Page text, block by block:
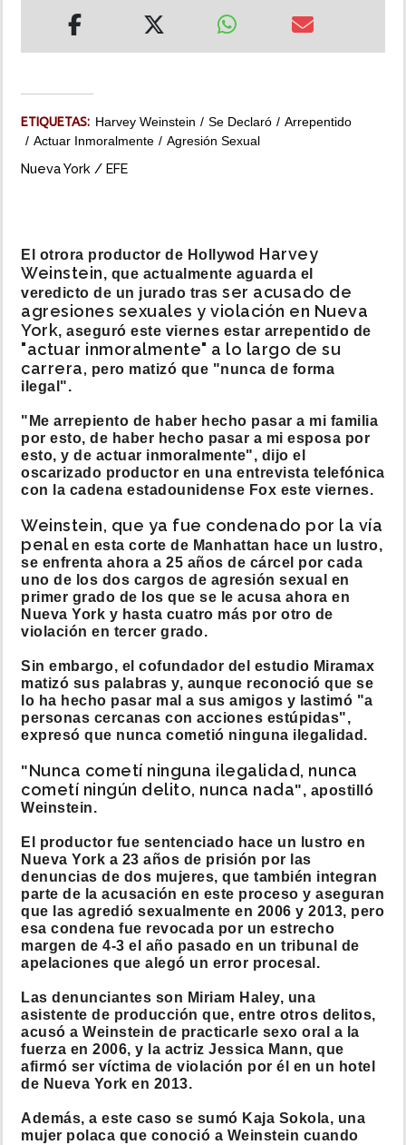
ETIQUETAS: Harvey Weinstein Se Declaró
Arrepentido
Actuar Inmoralmente
Agresión Sexual
Nueva York / EFE
El otrora productor de Hollywod Harvey
Weinstein, que actualmente aguarda el
veredicto de un jurado tras ser acusado de
agresiones sexuales y violación en Nueva
York, aseguró este viernes estar arrepentido de
"actuar inmoralmente" a lo largo de su
carrera, pero matizó que "nunca de forma
ilegal".
"Me arrepiento de haber hecho pasar a mi familia
por esto, de haber hecho pasar a mi esposa por
esto, y de actuar inmoralmente", dijo el
oscarizado productor en una entrevista telefónica
con la cadena estadounidense Fox este viernes.
Weinstein, que ya fue condenado por la vía
penalen esta corte de Manhattan hace un lustro,
se enfrenta ahora a 25 años de cárcel por cada
uno de los dos cargos de agresión sexual en
primer grado de los que se le acusa ahora en
Nueva York y hasta cuatro más por otro de
violación en tercer grado.
Sin embargo, el cofundador del estudio Miramax
matizó sus palabras y, aunque reconoció que se
lo ha hecho pasar mal a sus amigos y lastimó "a
personas cercanas con acciones estúpidas",
expresó que nunca cometió ninguna ilegalidad.
"Nunca cometí ninguna ilegalidad, nunca
cometí ningún delito, nunca nada", apostilló
Weinstein.
El productor fue sentenciado hace un lustro en
Nueva York a 23 años de prisión por las
denuncias de dos mujeres, que también integran
parte de la acusación en este proceso y aseguran
que las agredió sexualmente en 2006 y 2013, pero
esa condena fue revocada por un estrecho
margen de 4-3 el año pasado en un tribunal de
apelaciones que alegó un error procesal.
Las denunciantes son Miriam Haley, una
asistente de producción que, entre otros delitos,
acusó a Weinstein de practicarle sexo oral a la
fuerza en 2006, y la actriz Jessica Mann, que
afirmó ser víctima de violación por él en un hotel
de Nueva York en 2013.
Además, a este caso se sumó Kaja Sokola, una
mujer polaca que conoció a Weinstein cuando